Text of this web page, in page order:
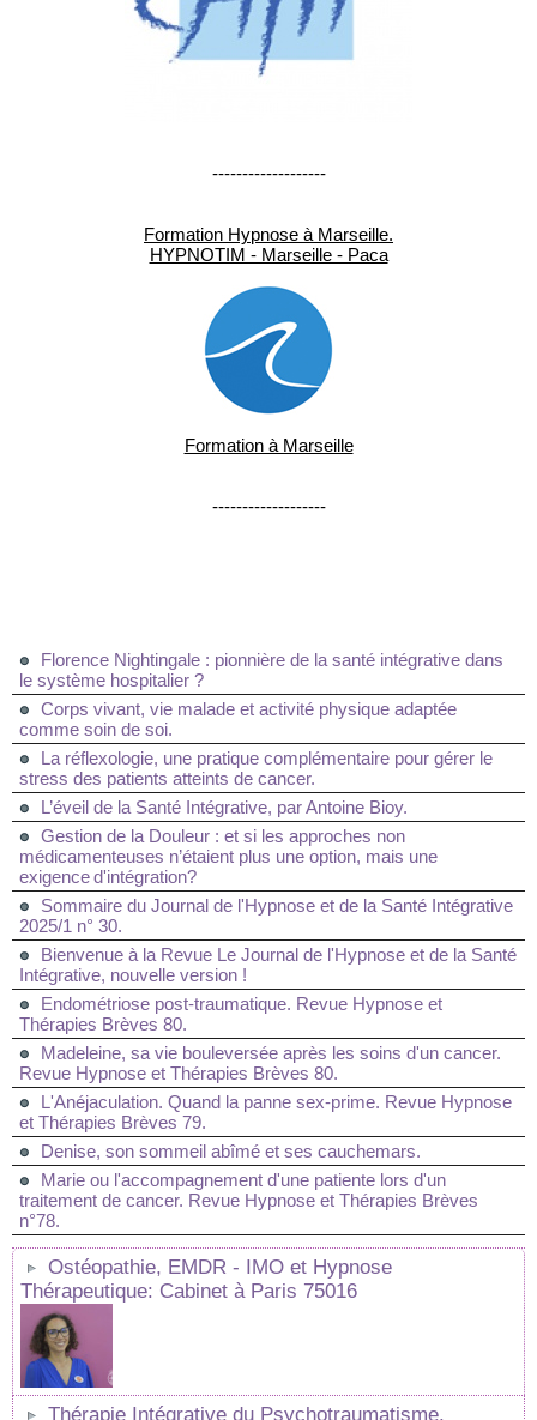
-------------------
Formation Hypnose à Marseille.
HYPNOTIM - Marseille - Paca
Formation à Marseille
-------------------
Florence Nightingale : pionnière de la santé intégrative dans
le système hospitalier ?
Corps vivant, vie malade et activité physique adaptée
comme soin de soi.
La réflexologie, une pratique complémentaire pour gérer le
stress des patients atteints de cancer.
L’éveil de la Santé Intégrative, par Antoine Bioy.
Gestion de la Douleur : et si les approches non
médicamenteuses n’étaient plus une option, mais une
exigence d'intégration?
Sommaire du Journal de l'Hypnose et de la Santé Intégrative
2025/1 n° 30.
Bienvenue à la Revue Le Journal de l'Hypnose et de la Santé
Intégrative, nouvelle version !
Endométriose post-traumatique. Revue Hypnose et
Thérapies Brèves 80.
Madeleine, sa vie bouleversée après les soins d'un cancer.
Revue Hypnose et Thérapies Brèves 80.
L'Anéjaculation. Quand la panne sex-prime. Revue Hypnose
et Thérapies Brèves 79.
Denise, son sommeil abîmé et ses cauchemars.
Marie ou l'accompagnement d'une patiente lors d'un
traitement de cancer. Revue Hypnose et Thérapies Brèves
n°78.
Ostéopathie, EMDR - IMO et Hypnose
Thérapeutique: Cabinet à Paris 75016
Thérapie Intégrative du Psychotraumatisme.